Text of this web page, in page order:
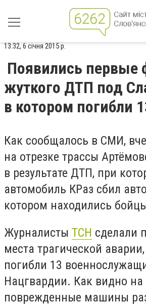
13:32, 6 січня 2015 р.
Появились первые
жуткого ДТП под
в котором погибли
Как сообщалось в СМИ,
на отрезке трассы
в результате ДТП, при
автомобиль КРаз сбил
котором находились
Журналисты ТСН сделали
места трагической
погибли 13
Нацгвардии. Как видно на
поврежденные машины